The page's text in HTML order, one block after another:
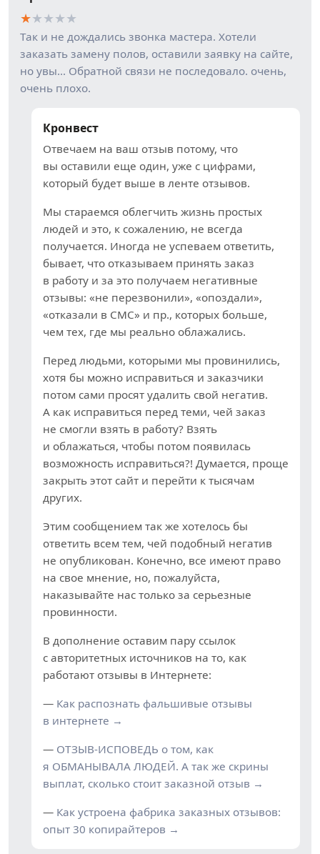
★★★★★
Так и не дождались звонка мастера. Хотели
заказать замену полов, оставили заявку на сайте,
но увы… Обратной связи не последовало. очень,
очень плохо.
Кронвест
Отвечаем на ваш отзыв потому, что
вы оставили еще один, уже с цифрами,
который будет выше в ленте отзывов.
Мы стараемся облегчить жизнь простых
людей и это, к сожалению, не всегда
получается. Иногда не успеваем ответить,
бывает, что отказываем принять заказ
в работу и за это получаем негативные
отзывы: «не перезвонили», «опоздали»,
«отказали в СМС» и пр., которых больше,
чем тех, где мы реально облажались.
Перед людьми, которыми мы провинились,
хотя бы можно исправиться и заказчики
потом сами просят удалить свой негатив.
А как исправиться перед теми, чей заказ
не смогли взять в работу? Взять
и облажаться, чтобы потом появилась
возможность исправиться?! Думается, проще
закрыть этот сайт и перейти к тысячам
других.
Этим сообщением так же хотелось бы
ответить всем тем, чей подобный негатив
не опубликован. Конечно, все имеют право
на свое мнение, но, пожалуйста,
наказывайте нас только за серьезные
провинности.
В дополнение оставим пару ссылок
с авторитетных источников на то, как
работают отзывы в Интернете:
— Как распознать фальшивые отзывы
в интернете →
— ОТЗЫВ-ИСПОВЕДЬ о том, как
я ОБМАНЫВАЛА ЛЮДЕЙ. А так же скрины
выплат, сколько стоит заказной отзыв →
— Как устроена фабрика заказных отзывов:
опыт 30 копирайтеров →